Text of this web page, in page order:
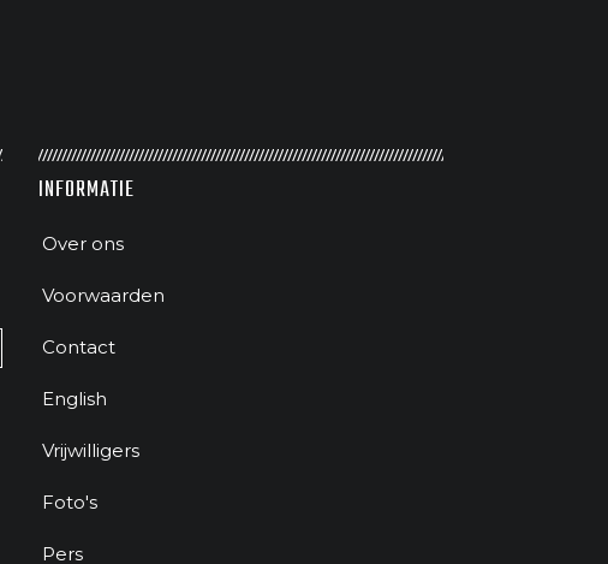
INFORMATIE
Over ons
Voorwaarden
Contact
English
Vrijwilligers
Foto's
Pers